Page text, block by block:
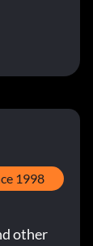
1998
other